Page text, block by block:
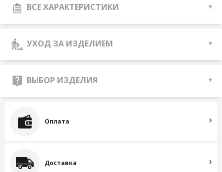
ВСЕ ХАРАКТЕРИСТИКИ
УХОД ЗА ИЗДЕЛИЕМ
ВЫБОР ИЗДЕЛИЯ
Оплата
Доставка